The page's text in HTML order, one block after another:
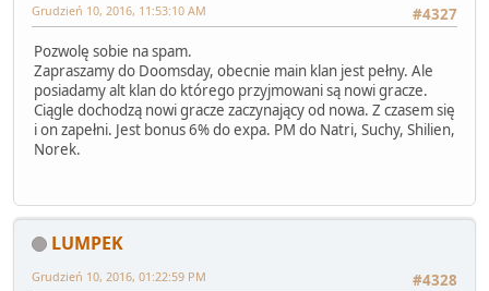
#4327
Grudzień 10, 2016, 11:53:10 AM
Pozwolę sobie na spam.
Zapraszamy do Doomsday, obecnie main klan jest pełny. Ale
posiadamy alt klan do którego przyjmowani są nowi gracze.
Ciągle dochodzą nowi gracze zaczynający od nowa. Z czasem się
i on zapełni. Jest bonus 6% do expa. PM do Natri, Suchy, Shilien,
Norek.
LUMPEK
#4328
Grudzień 10, 2016, 01:22:59 PM